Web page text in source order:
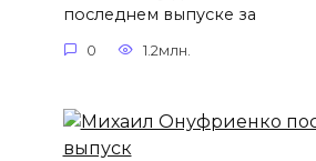
последнем выпуске за
0 1.2млн.